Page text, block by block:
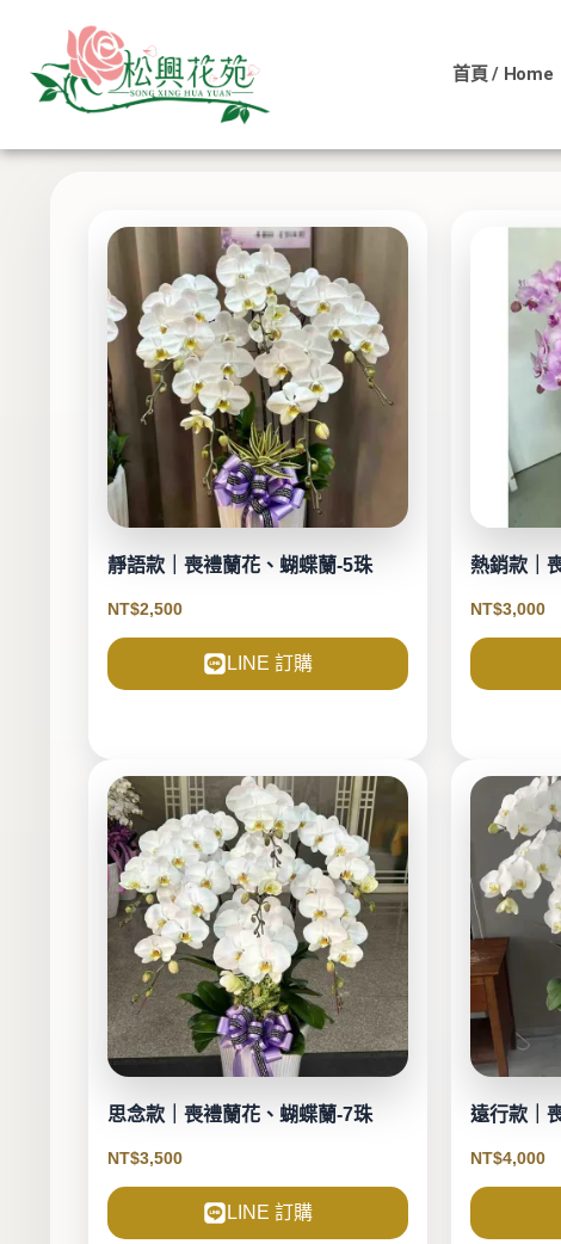
首頁 / Home
顯示所有 16 筆結果
排
序：
低
至
靜語款｜喪禮蘭花、蝴蝶蘭-5珠
NT$2,500
LINE 訂購
熱銷款｜
NT$3,000
思念款｜喪禮蘭花、蝴蝶蘭-7珠
NT$3,500
LINE 訂購
遠行款｜
NT$4,000